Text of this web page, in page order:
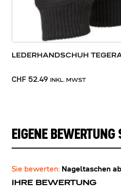
LEDERHANDSCHUH
CHF 52.49 INKL. MWST
EIGENE BEWERTUNG
Sie bewerten: Nageltaschen
IHRE BEWERTUNG